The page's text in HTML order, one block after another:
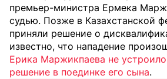
премьер-министра Ермека
судью. Позже в Казахстанской
приняли решение о
известно, что нападение
Ерика Маржикпаева не
решение в поединке его сына.